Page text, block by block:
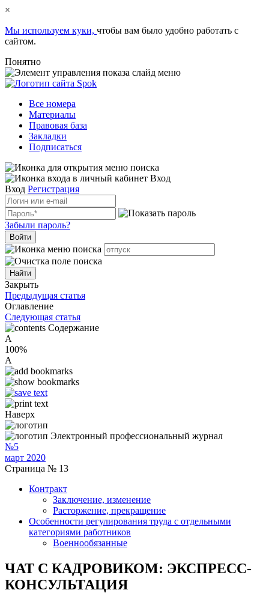
×
Мы используем куки, чтобы вам было удобно работать с
сайтом.
Понятно
Все номера
Материалы
Правовая база
Закладки
Подписаться
Вход
Вход Регистрация
Забыли пароль?
Войти
Закрыть
Предыдущая статья
Оглавление
Следующая статья
Содержание
A
100%
A
Наверх
Электронный профессиональный журнал
№5
март 2020
Страница № 13
Контракт
Заключение, изменение
Расторжение, прекращение
Особенности регулирования труда с отдельными
категориями работников
Военнообязанные
ЧАТ С КАДРОВИКОМ: ЭКСПРЕСС-
КОНСУЛЬТАЦИЯ